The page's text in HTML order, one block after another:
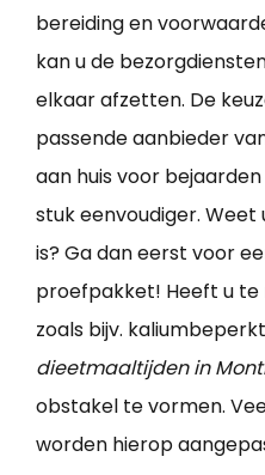
bereiding en
kan u de
elkaar afzetten. De
passende aanbieder
aan huis voor
stuk eenvoudiger.
is? Ga dan eerst voor
proefpakket! Heeft u
zoals bijv.
dieetmaaltijden in
obstakel te vormen.
worden hierop